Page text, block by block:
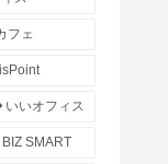
フェ
いいオフィス
BIZ SMART